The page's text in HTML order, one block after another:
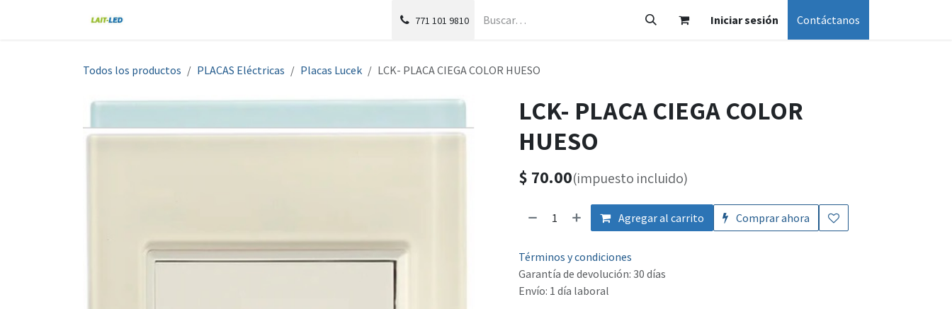
771 101 9810 Iniciar sesión Contáctanos
Todos los productos PLACAS Eléctricas Placas Lucek LCK- PLACA CIEGA COLOR HUESO
LCK- PLACA CIEGA COLOR
HUESO
$ 70.00(impuesto incluido)
Agregar al carrito Comprar ahora
Términos y condiciones
Garantía de devolución: 30 días
Envío: 1 día laboral